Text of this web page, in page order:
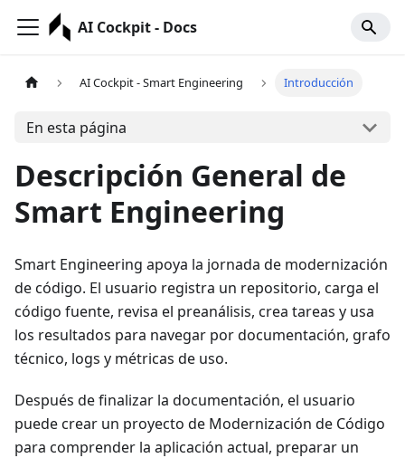
AI Cockpit - Docs
AI Cockpit - Smart Engineering Introducción
En esta página
Descripción General de
Smart Engineering
Smart Engineering apoya la jornada de modernización
de código. El usuario registra un repositorio, carga el
código fuente, revisa el preanálisis, crea tareas y usa
los resultados para navegar por documentación, grafo
técnico, logs y métricas de uso.
Después de finalizar la documentación, el usuario
puede crear un proyecto de Modernización de Código
para comprender la aplicación actual, preparar un